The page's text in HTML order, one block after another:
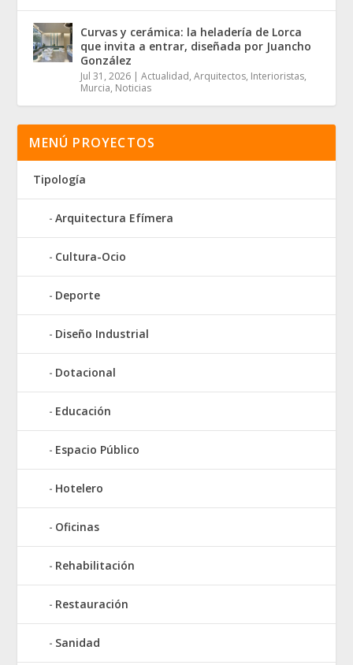
Curvas y cerámica: la heladería de Lorca
que invita a entrar, diseñada por Juancho
González
Jul 31, 2026 |Actualidad,Arquitectos, Interioristas,
Murcia, Noticias
MENÚ PROYECTOS
Tipología
Arquitectura Efímera
Cultura-Ocio
Deporte
Diseño Industrial
Dotacional
Educación
Espacio Público
Hotelero
Oficinas
Rehabilitación
Restauración
Sanidad